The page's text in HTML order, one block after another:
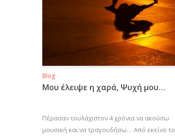
Blog
Μου έλειψε η χαρά, Ψυχή μου…
Πέρασαν τουλάχιστον 4 χρόνια να ακούσω
μουσική και να τραγουδήσω… Από εκείνο το